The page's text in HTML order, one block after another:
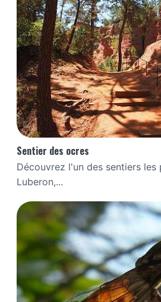
Sentier des ocres
Découvrez l'un des sentiers les
Luberon,...